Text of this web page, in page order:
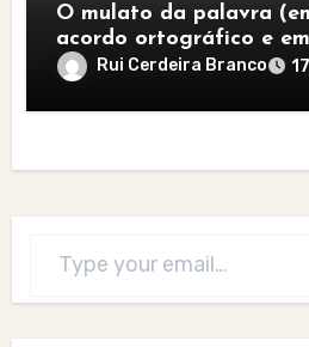
O mulato da palavra
acordo ortográfico e
jeito de desgarrada)
Rui Cerdeira Branco